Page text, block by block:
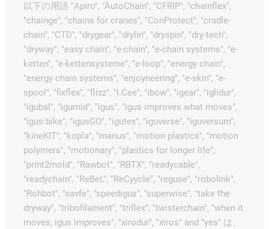
以下の用語 "Apiro", "AutoChain", "CFRIP", "chainflex",
"chainge", "chains for cranes", "ConProtect", "cradle-
chain", "CTD", "drygear", "drylin", "dryspin", "dry-tech",
"dryway", "easy chain", "e-chain", "e-chain systems", "e-
ketten", "e-kettensysteme", "e-loop", "energy chain",
"energy chain systems", "enjoyneering", "e-skin", "e-
spool", "fixflex", "flizz", "i.Cee", "ibow", "igear", "iglidur",
"igubal", "igumid", "igus", "igus improves what moves",
"igus:bike", "igusGO", "igutex", "iguverse", "iguversum",
"kineKIT", "kopla", "manus", "motion plastics", "motion
polymers", "motionary", "plastics for longer life",
"print2mold", "Rawbot", "RBTX", "readycable",
"readychain", "ReBeL", "ReCyycle", "reguse", "robolink",
"Rohbot", "savfe", "speedigus", "superwise", "take the
dryway", "tribofilament", "triflex", "twisterchain", "when it
moves, igus improves", "xirodur", "xiros" and "yes" は、